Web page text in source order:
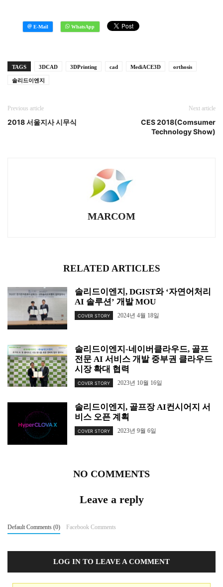
TAGS 3DCAD 3DPrinting cad MediACE3D orthosis
솔리드이엔지
Previous article
2018 서울지사 시무식
Next article
CES 2018(Comsumer
Technology Show)
MARCOM
RELATED ARTICLES
솔리드이엔지, DGIST와 ‘자연어처리
AI 솔루션’ 개발 MOU
COVER STORY 2024년 4월 18일
솔리드이엔지-네이버클라우드, 골프
전문 AI 서비스 개발 중부권 클라우드
시장 확대 협력
COVER STORY 2023년 10월 16일
솔리드이엔지, 골프장 AI컨시어지 서
비스 오픈 계획
COVER STORY 2023년 9월 6일
NO COMMENTS
Leave a reply
Default Comments (0) Facebook Comments
LOG IN TO LEAVE A COMMENT